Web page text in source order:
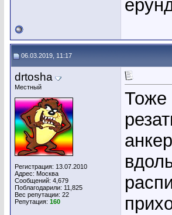
06.03.2019, 11:17
drtosha
Местный
Регистрация: 13.07.2010
Адрес: Москва
Сообщений: 4,679
Поблагодарили: 11,825
Вес репутации: 22
Репутация: 160
Тоже